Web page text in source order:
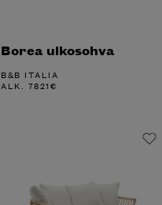
Borea ulkosohva
B&B ITALIA
ALK. 7821€